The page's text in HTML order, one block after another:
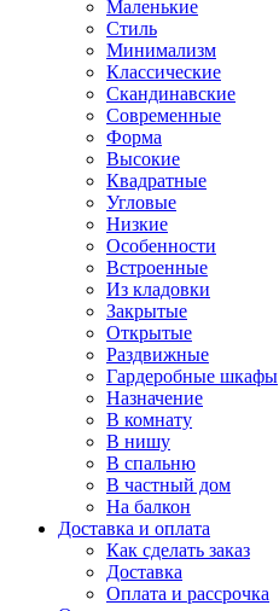
Маленькие
Стиль
Минимализм
Классические
Скандинавские
Современные
Форма
Высокие
Квадратные
Угловые
Низкие
Особенности
Встроенные
Из кладовки
Закрытые
Открытые
Раздвижные
Гардеробные шкафы
Назначение
В комнату
В нишу
В спальню
В частный дом
На балкон
Доставка и оплата
Как сделать заказ
Доставка
Оплата и рассрочка